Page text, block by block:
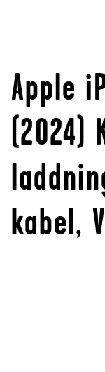
Apple
(2024)
kabel,